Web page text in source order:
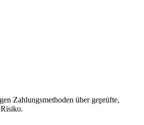
Zahlungsmethoden über geprüfte,